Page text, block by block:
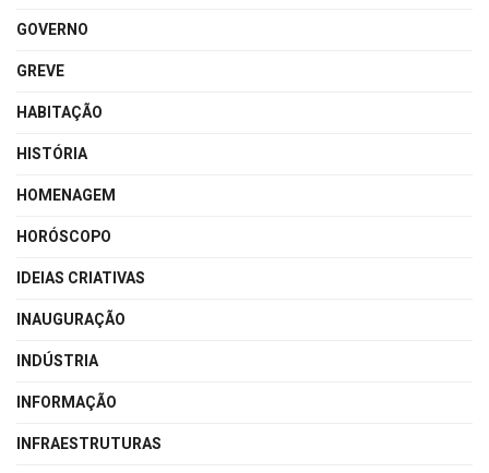
GOVERNO
GREVE
HABITAÇÃO
HISTÓRIA
HOMENAGEM
HORÓSCOPO
IDEIAS CRIATIVAS
INAUGURAÇÃO
INDÚSTRIA
INFORMAÇÃO
INFRAESTRUTURAS